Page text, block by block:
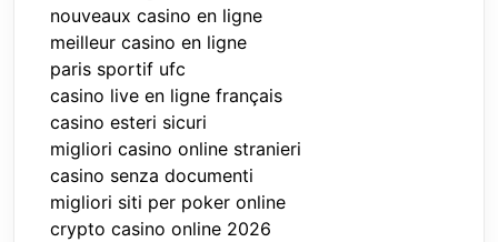
nouveaux casino en ligne
meilleur casino en ligne
paris sportif ufc
casino live en ligne français
casino esteri sicuri
migliori casino online stranieri
casino senza documenti
migliori siti per poker online
crypto casino online 2026